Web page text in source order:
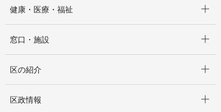
健康・医療・福祉
窓口・施設
区の紹介
区政情報